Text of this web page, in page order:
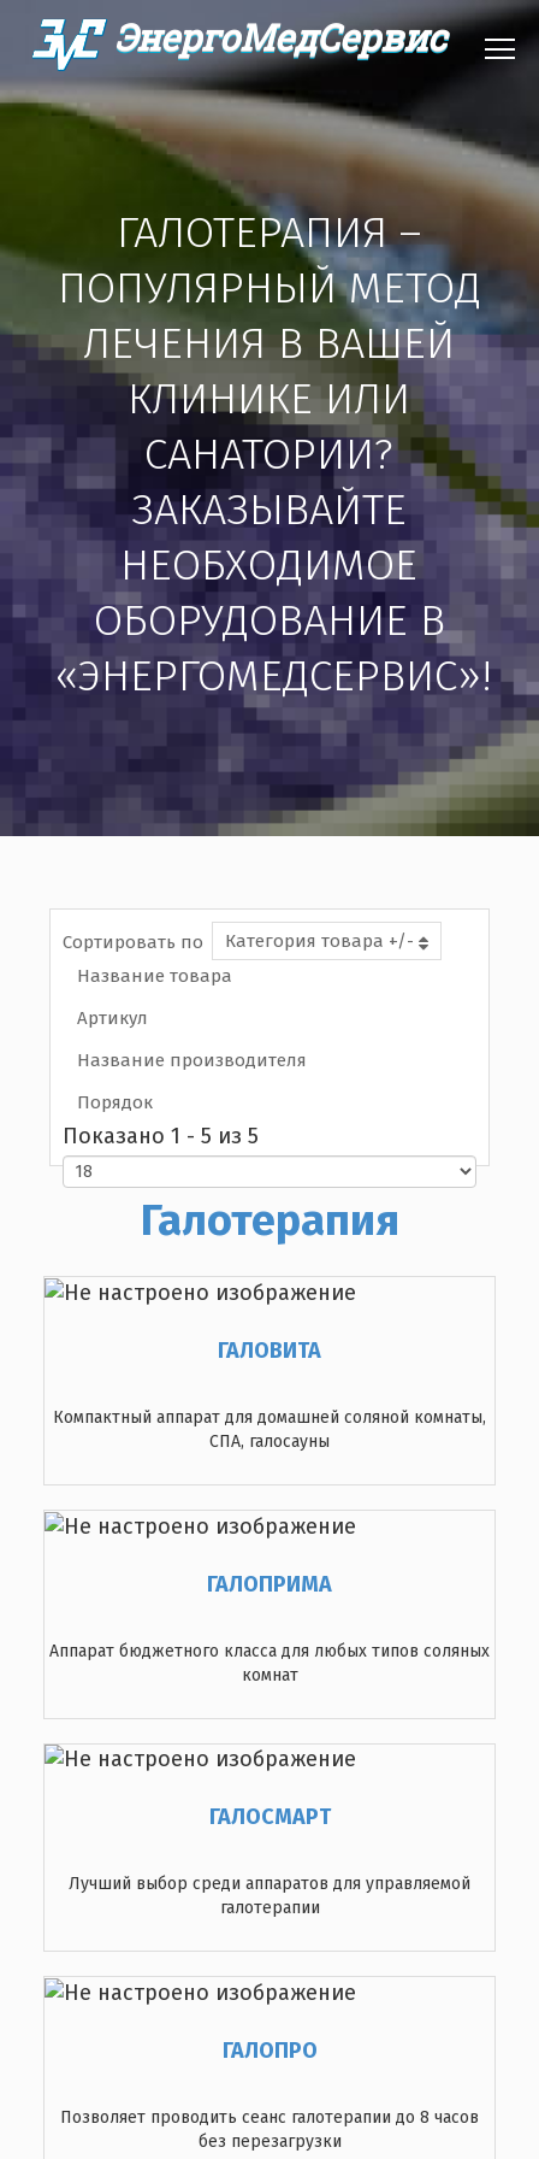
ЭнергоМедСервис
ГАЛОТЕРАПИЯ –
ПОПУЛЯРНЫЙ МЕТОД
ЛЕЧЕНИЯ В ВАШЕЙ
КЛИНИКЕ ИЛИ
САНАТОРИИ?
ЗАКАЗЫВАЙТЕ
НЕОБХОДИМОЕ
ОБОРУДОВАНИЕ В
«ЭНЕРГОМЕДСЕРВИС»!
Сортировать по
Категория товара +/-
Название товара
Артикул
Название производителя
Порядок
Показано 1 - 5 из 5
Галотерапия
ГАЛОВИТА
Компактный аппарат для домашней соляной комнаты,
СПА, галосауны
ГАЛОПРИМА
Аппарат бюджетного класса для любых типов соляных
комнат
ГАЛОСМАРТ
Лучший выбор среди аппаратов для управляемой
галотерапии
ГАЛОПРО
Позволяет проводить сеанс галотерапии до 8 часов
без перезагрузки